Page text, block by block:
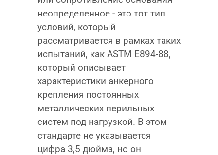
неопределенное - это тот тип
условий, который
рассматривается в рамках таких
испытаний, как ASTM E894-88,
который описывает
характеристики анкерного
крепления постоянных
металлических перильных
систем под нагрузкой. В этом
стандарте не указывается
цифра 3,5 дюйма, но он